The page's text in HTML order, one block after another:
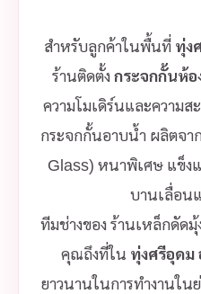
สำหรับลูกค้าในพื้นที่ ทุ่ง
ร้านติดตั้งกระจกกั้นห้อ
ความโมเดิร์นและความ
กระจกกั้นอาบน้ำ ผลิตจา
Glass) หนาพิเศษ แข็ง
บานเลื่อน
ทีมช่างของ ร้านเหล็กดัด
คุณถึงที่ใน ทุ่งศรีอุดม
ยาวนานในการทำงานใ